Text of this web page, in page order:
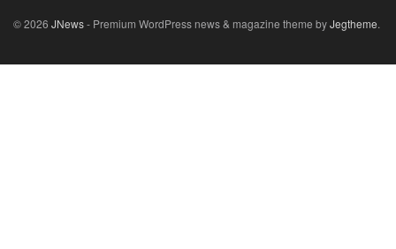
© 2026 JNews- Premium WordPress news & magazine theme byJegtheme.